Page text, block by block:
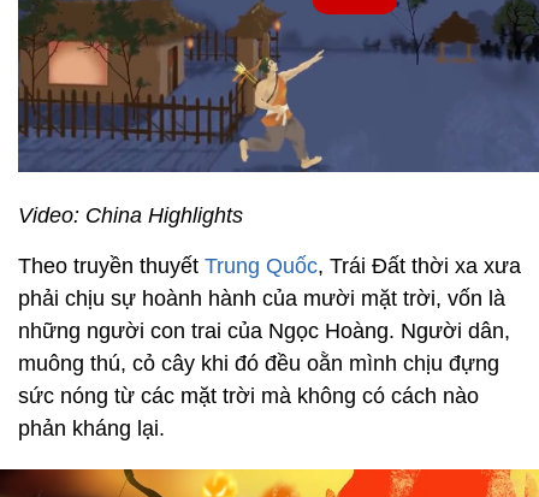
Video: China Highlights
Theo truyền thuyết Trung Quốc, Trái Đất thời xa xưa
phải chịu sự hoành hành của mười mặt trời, vốn là
những người con trai của Ngọc Hoàng. Người dân,
muông thú, cỏ cây khi đó đều oằn mình chịu đựng
sức nóng từ các mặt trời mà không có cách nào
phản kháng lại.